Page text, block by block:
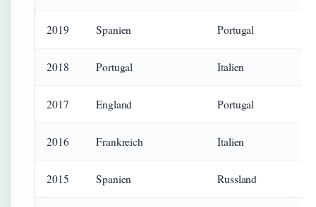
2019 Spanien Portugal
2018 Portugal Italien
2017 England Portugal
2016 Frankreich Italien
2015 Spanien Russland